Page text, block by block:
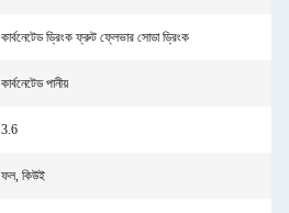
কার্বনেটেড ড্রিংক ফ্রুট ফ্লেভার সোডা ড্রিংক
কার্বনেটেড পানীয়
3.6
ফল, কিউই